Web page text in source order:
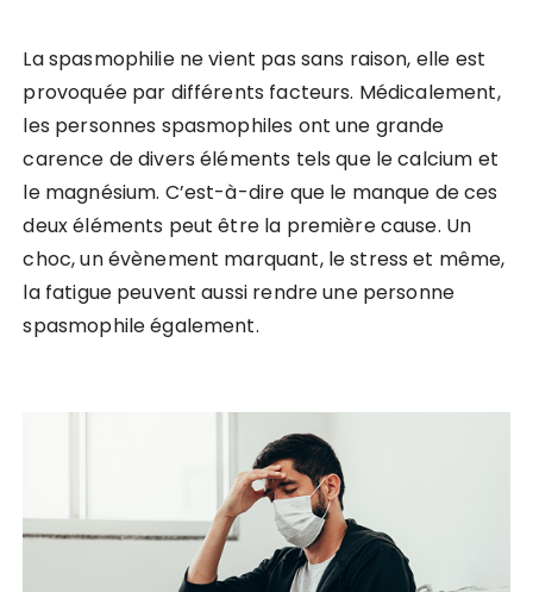
La spasmophilie ne vient pas sans raison, elle est
provoquée par différents facteurs. Médicalement,
les personnes spasmophiles ont une grande
carence de divers éléments tels que le calcium et
le magnésium. C’est-à-dire que le manque de ces
deux éléments peut être la première cause. Un
choc, un évènement marquant, le stress et même,
la fatigue peuvent aussi rendre une personne
spasmophile également.